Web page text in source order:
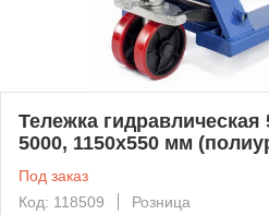
Тележка гидравлическая
5000, 1150х550 мм
Под заказ
Код: 118509
Розница